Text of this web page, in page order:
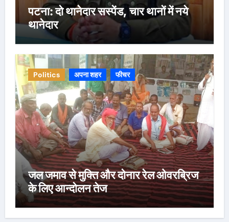
पटना: दो थानेदार सस्पेंड, चार थानों में नये
थानेदार
Politics अपना शहर फीचर
जल जमाव से मुक्ति और दोनार रेल ओवरब्रिज
के लिए आन्दोलन तेज